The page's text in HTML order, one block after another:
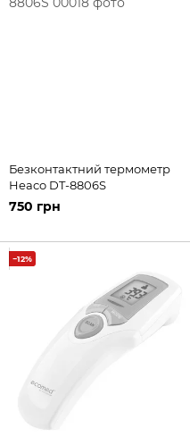
Безконтактний термометр
Heaco DT-8806S
750 грн
−12%